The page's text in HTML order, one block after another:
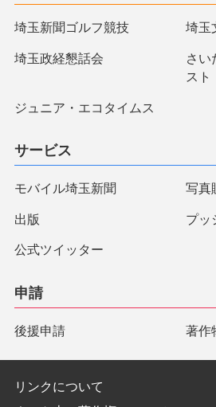
埼玉新聞ゴルフ競技 埼玉
埼玉政経懇話会
さい
スト
ジュニア・エコタイムス
サービス
モバイル埼玉新聞 写真
出版 プッ
公式ツイッター
申請
後援申請 著作
リンクについて